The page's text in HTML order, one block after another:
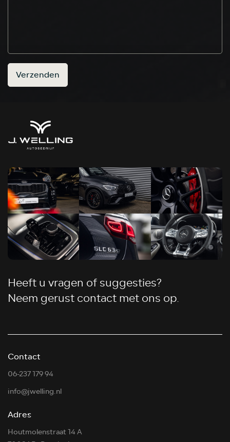
Verzenden
Heeft u vragen of suggesties?
Neem gerust contact met ons op.
Contact
06-237 179 94
info@jwelling.nl
Adres
Houtmolenstraat 14 A